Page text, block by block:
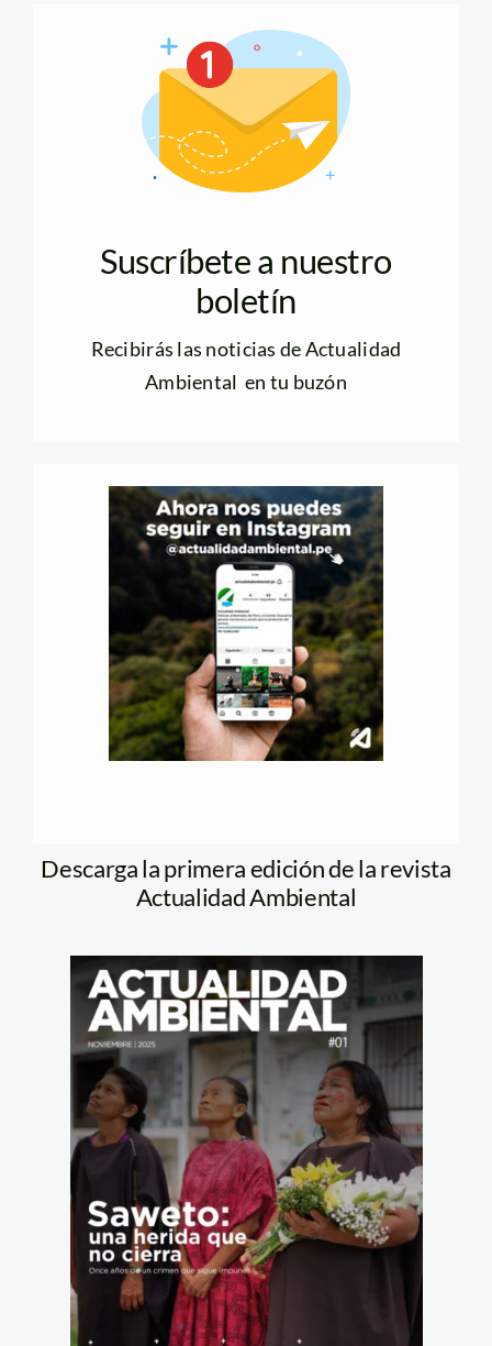
Suscríbete a nuestro
boletín
Recibirás las noticias de Actualidad
Ambiental en tu buzón
Descarga la primera edición de la revista
Actualidad Ambiental